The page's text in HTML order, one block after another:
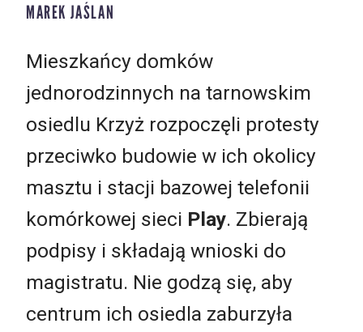
MAREK JAŚLAN
Mieszkańcy domków
jednorodzinnych na tarnowskim
osiedlu Krzyż rozpoczęli protesty
przeciwko budowie w ich okolicy
masztu i stacji bazowej telefonii
komórkowej sieci Play. Zbierają
podpisy i składają wnioski do
magistratu. Nie godzą się, aby
centrum ich osiedla zaburzyła